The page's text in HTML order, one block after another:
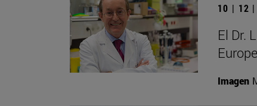
10 | 12
El Dr.
Imagen